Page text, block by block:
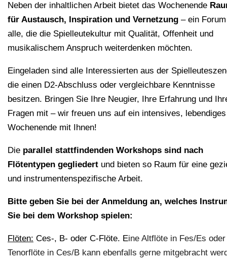
Neben der inhaltlichen Arbeit bietet das Wochenende
für Austausch, Inspiration und Vernetzung – ein
alle, die die Spielleutekultur mit Qualität, Offenheit und
musikalischem Anspruch weiterdenken möchten.
Eingeladen sind alle Interessierten aus der
die einen D2-Abschluss oder vergleichbare Kenntnisse
besitzen. Bringen Sie Ihre Neugier, Ihre Erfahrung und
Fragen mit – wir freuen uns auf ein intensives, lebendiges
Wochenende mit Ihnen!
Die parallel stattfindenden Workshops sind nach
Flötentypen gegliedert und bieten so Raum für eine
und instrumentenspezifische Arbeit.​
Bitte geben Sie bei der Anmeldung an, welches
Sie bei dem Workshop spielen:
Flöten: Ces-, B- oder C-Flöte. Eine Altflöte in Fes/Es
Tenorflöte in Ces/B kann ebenfalls gerne mitgebracht